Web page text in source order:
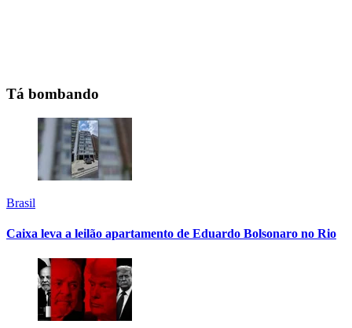
Tá bombando
Brasil
Caixa leva a leilão apartamento de Eduardo Bolsonaro no Rio